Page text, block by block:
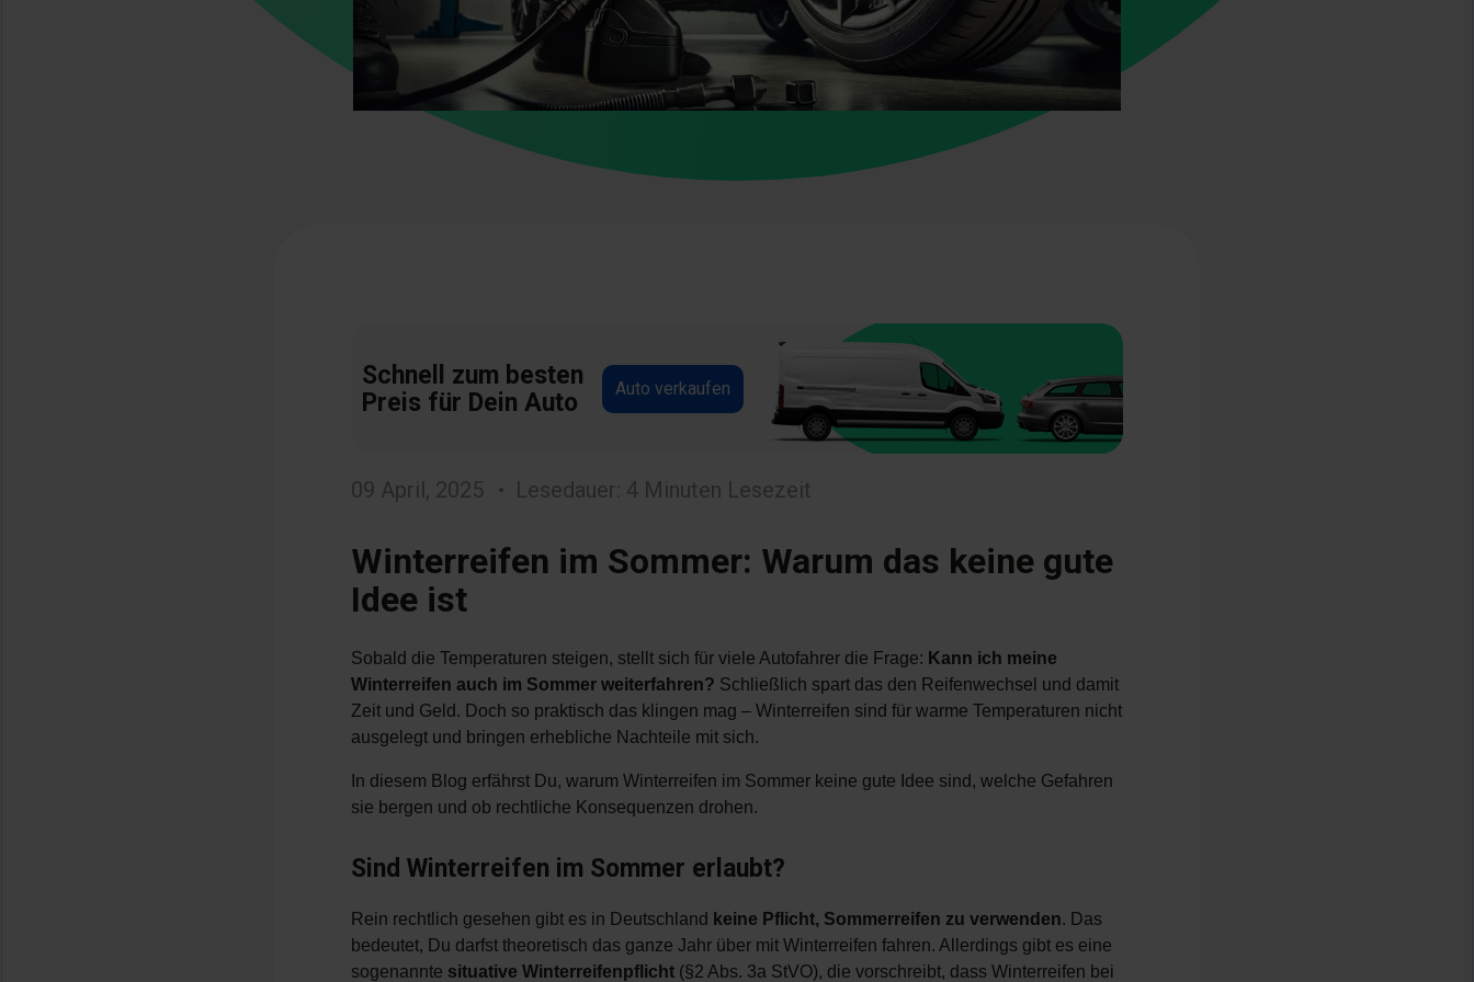
Schnell zum besten
Preis für Dein Auto
Auto verkaufen
09 April, 2025 Lesedauer: 4 Minuten Lesezeit
Winterreifen im Sommer: Warum das keine gute
Idee ist
Sobald die Temperaturen steigen, stellt sich für viele Autofahrer die Frage: Kann ich meine
Winterreifen auch im Sommer weiterfahren? Schließlich spart das den Reifenwechsel und damit
Zeit und Geld. Doch so praktisch das klingen mag – Winterreifen sind für warme Temperaturen nicht
ausgelegt und bringen erhebliche Nachteile mit sich.
In diesem Blog erfährst Du, warum Winterreifen im Sommer keine gute Idee sind, welche Gefahren
sie bergen und ob rechtliche Konsequenzen drohen.
Sind Winterreifen im Sommer erlaubt?
Rein rechtlich gesehen gibt es in Deutschland keine Pflicht, Sommerreifen zu verwenden. Das
bedeutet, Du darfst theoretisch das ganze Jahr über mit Winterreifen fahren. Allerdings gibt es eine
sogenannte situative Winterreifenpflicht (§2 Abs. 3a StVO), die vorschreibt, dass Winterreifen bei